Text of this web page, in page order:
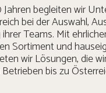
Jahren begleiten wir
bei der Auswahl,
Teams. Mit
Sortiment und
wir Lösungen, die
bis zu